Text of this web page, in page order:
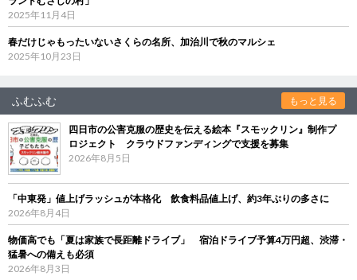
2025年11月4日
春だけじゃもったいないさくらの名所、加治川で秋のマルシェ
2025年10月23日
ふむふむ もっと見る
四日市の公害克服の歴史を伝える絵本『スモックリン』制作プ
ロジェクト クラウドファンディングで支援を募集
2026年8月5日
「中東発」値上げラッシュが本格化 飲食料品値上げ、約3年ぶりの多さに
2026年8月4日
物価高でも「夏は家族で長距離ドライブ」 宿泊ドライブ予算4万円超、渋滞・
猛暑への備えも必須
2026年8月3日